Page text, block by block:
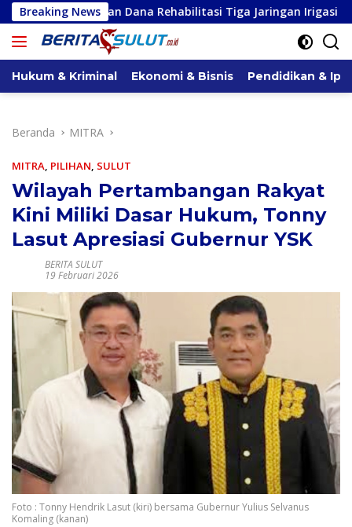
Langsung
ke
konten
Breaking News
Dana Rehabilitasi Tiga Jaringan Irigasi di Bolmong Raya,
Hukum & Kriminal Ekonomi & Bisnis Pendidikan &
Beranda MITRA
MITRA, PILIHAN, SULUT
Wilayah Pertambangan Rakyat
Kini Miliki Dasar Hukum, Tonny
Lasut Apresiasi Gubernur YSK
BERITA SULUT
19 Februari 2026
Foto : Tonny Hendrik Lasut (kiri) bersama Gubernur Yulius Selvanus
Komaling (kanan)